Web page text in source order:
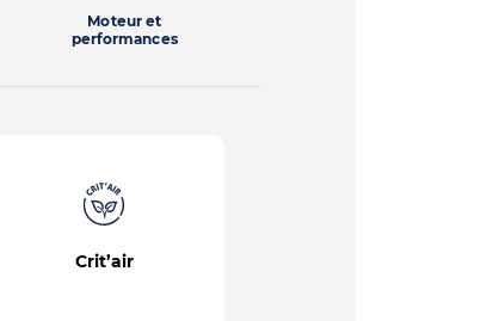
Moteur et
performances
Crit’air